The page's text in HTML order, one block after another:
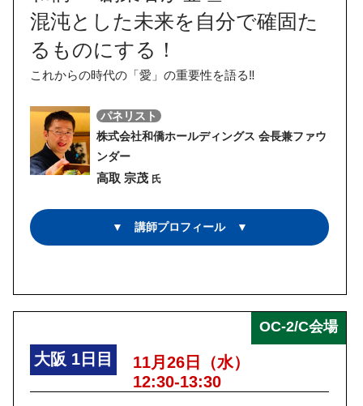
混沌とした未来を自分で確固た
るものにする！
これからの時代の「愛」の重要性を語る‼
パネリスト
株式会社和僑ホールディングス 会長兼ファウ
ンダー
高取 宗茂 氏
▼ 講師プロフィール ▼
OC-2/C会場
大阪 1日目
11月26日（水）
12:30-13:30